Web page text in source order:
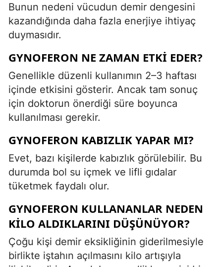
Bunun nedeni vücudun demir dengesini
kazandığında daha fazla enerjiye ihtiyaç
duymasıdır.
GYNOFERON NE ZAMAN ETKI EDER?
Genellikle düzenli kullanımın 2–3 haftası
içinde etkisini gösterir. Ancak tam sonuç
için doktorun önerdiği süre boyunca
kullanılması gerekir.
GYNOFERON KABIZLIK YAPAR MI?
Evet, bazı kişilerde kabızlık görülebilir. Bu
durumda bol su içmek ve lifli gıdalar
tüketmek faydalı olur.
GYNOFERON KULLANANLAR NEDEN
KILO ALDIKLARINI DÜŞÜNÜYOR?
Çoğu kişi demir eksikliğinin giderilmesiyle
birlikte iştahın açılmasını kilo artışıyla